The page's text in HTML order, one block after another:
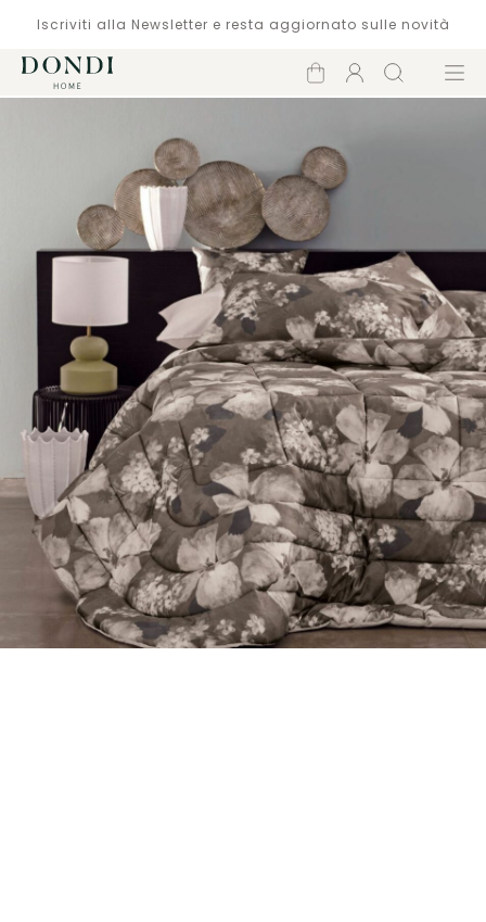
Iscriviti alla Newsletter e resta aggiornato sulle novità
Carrello
Account
Cerca Menù